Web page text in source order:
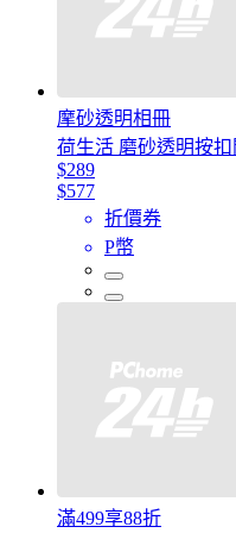
摩砂透明相冊
荷生活 磨砂透明按
$289
$577
折價券
P幣
滿499享88折